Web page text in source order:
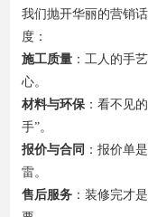
我们抛开华丽的营销
度：
施工质量：工人的手
心。
材料与环保：看不见
手”。
报价与合同 ：报价单
雷。
售后服务：装修完才